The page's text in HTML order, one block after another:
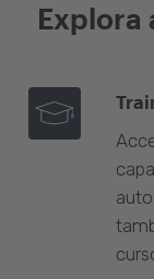
Explora